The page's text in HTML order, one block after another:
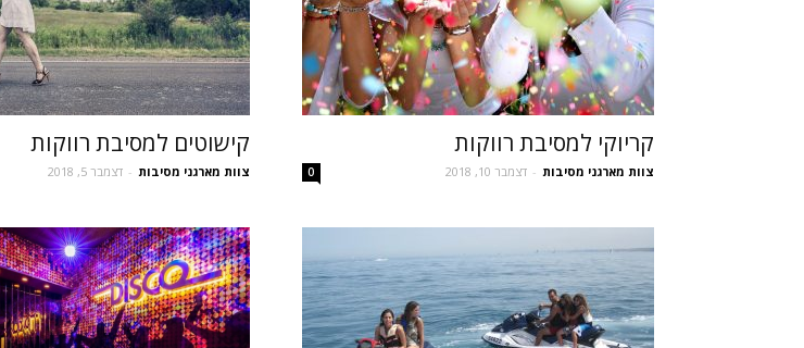
קריוקי למסיבת רווקות
צוות מארגני מסיבות - דצמבר 10, 2018 0
קישוטים למסיבת רווקות
צוות מארגני מסיבות - דצמבר 5, 2018